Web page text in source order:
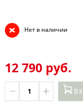
Нет в наличии
12 790 руб.
В